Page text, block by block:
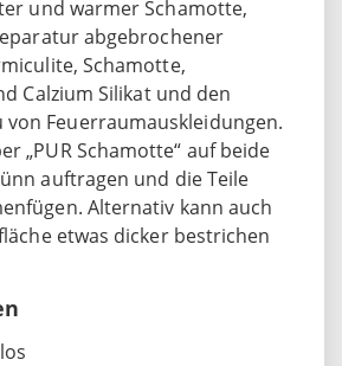
und warmer Schamotte,
abgebrochener
Schamotte,
Calzium Silikat und den
von Feuerraumauskleidungen.
„PUR Schamotte“ auf beide
auftragen und die Teile
Alternativ kann auch
etwas dicker bestrichen